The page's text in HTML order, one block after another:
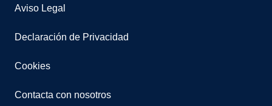
Aviso Legal
Declaración de Privacidad
Cookies
Contacta con nosotros